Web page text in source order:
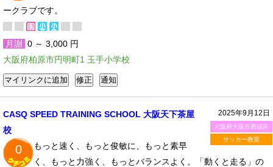
ークラブです。
月謝 0 ～ 3,000 円
大阪府柏原市円明町1 玉手小学校
2025年9月12日
大阪府大阪市西成区
サッカー教室
CASQ SPEED TRAINING SCHOOL 大阪天下茶屋
校
0
もっと速く、もっと俊敏に、もっと素早
く、もっと力強く、もっとバランスよく。「動くと走る」の